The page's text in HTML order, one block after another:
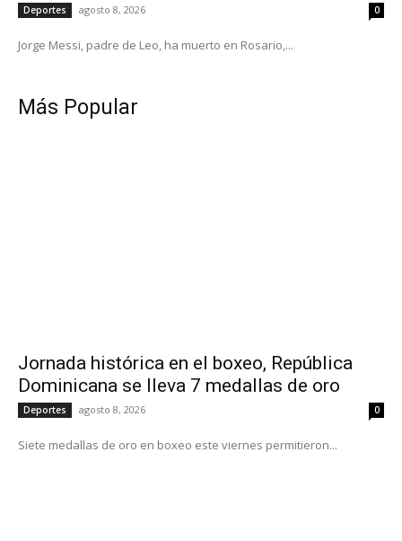
Deportes agosto 8, 2026 0
Jorge Messi, padre de Leo, ha muerto en Rosario,...
Más Popular
Jornada histórica en el boxeo, República
Dominicana se lleva 7 medallas de oro
Deportes agosto 8, 2026 0
Siete medallas de oro en boxeo este viernes permitieron...